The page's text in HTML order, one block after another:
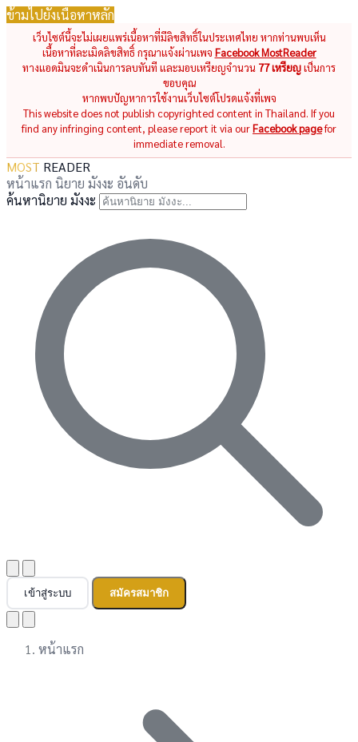
ข้ามไปยังเนื้อหาหลัก
เว็บไซต์นี้จะไม่เผยแพร่เนื้อหาที่มีลิขสิทธิ์ในประเทศไทย หากท่านพบเห็น
เนื้อหาที่ละเมิดลิขสิทธิ์ กรุณาแจ้งผ่านเพจ Facebook MostReader
ทางแอดมินจะดำเนินการลบทันที และมอบเหรียญจำนวน 77 เหรียญเป็นการ
ขอบคุณ
หากพบปัญหาการใช้งานเว็บไซต์โปรดแจ้งที่เพจ
This website does not publish copyrighted content in Thailand. If you
find any infringing content, please report it via ourFacebook pagefor
immediate removal.
MOST READER
หน้าแรก นิยาย มังงะ อันดับ
ค้นหานิยาย มังงะ
เข้าสู่ระบบ สมัครสมาชิก
หน้าแรก